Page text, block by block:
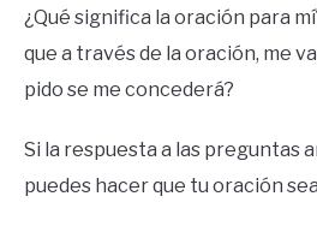
¿Qué significa la oración para
que a través de la oración, me
pido se me concederá?
Si la respuesta a las preguntas
puedes hacer que tu oración